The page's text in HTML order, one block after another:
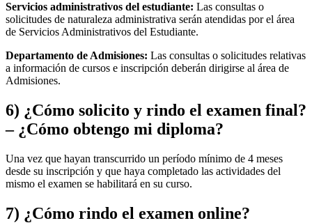
Servicios administrativos del estudiante: Las consultas o
solicitudes de naturaleza administrativa serán atendidas por el área
de Servicios Administrativos del Estudiante.
Departamento de Admisiones: Las consultas o solicitudes relativas
a información de cursos e inscripción deberán dirigirse al área de
Admisiones.
6) ¿Cómo solicito y rindo el examen final?
– ¿Cómo obtengo mi diploma?
Una vez que hayan transcurrido un período mínimo de 4 meses
desde su inscripción y que haya completado las actividades del
mismo el examen se habilitará en su curso.
7) ¿Cómo rindo el examen online?